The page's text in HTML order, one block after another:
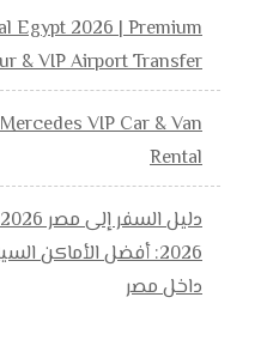
Egypt 2026 | Premium
& VIP Airport Transfer
VIP Car & Van
Rental
2026: أفضل الأماكن
داخل مصر